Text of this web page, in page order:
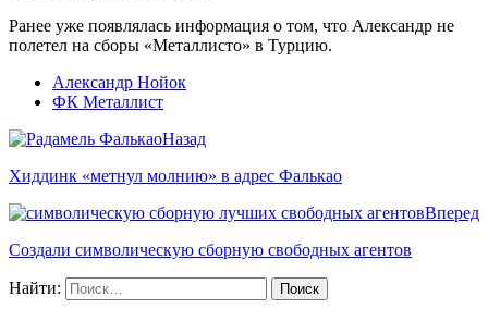
Ранее уже появлялась информация о том, что Александр не
полетел на сборы «Металлисто» в Турцию.
Александр Нойок
ФК Металлист
Назад
Хиддинк «метнул молнию» в адрес Фалькао
Вперед
Создали символическую сборную свободных агентов
Найти: